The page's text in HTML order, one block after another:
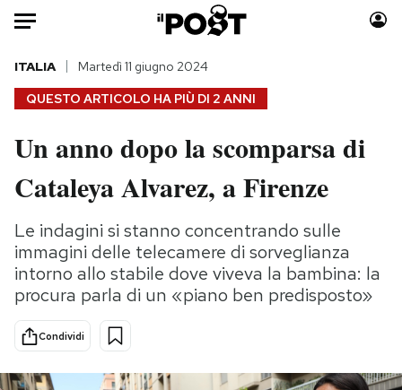
Auto
HOME
Italia
Politica
Tecnologia
Internet
Scienza
Cultura
Economia
Moda
Consumismi
Storie/Idee
Ok Boomer!
Media
Europa
QUESTO ARTICOLO HA PIÙ DI 2 ANNI
ITALIA Martedì 11 giugno 2024
Un anno dopo la scomparsa di
Cataleya Alvarez, a Firenze
Le indagini si stanno concentrando sulle
immagini delle telecamere di sorveglianza
intorno allo stabile dove viveva la bambina: la
procura parla di un «piano ben predisposto»
Condividi